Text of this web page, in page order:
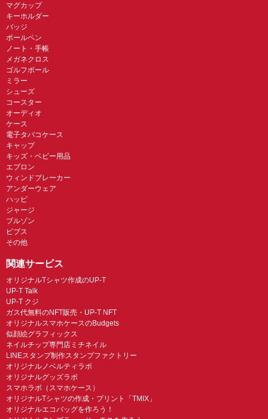
マグカップ
キーホルダー
バッジ
ボールペン
ノート・手帳
メガネクロス
ゴルフボール
ミラー
シューズ
コースター
オーディオ
ケース
電子タバコケース
キャップ
キッズ・ベビー用品
エプロン
ウィンドブレーカー
アンダーウェア
ハッピ
ジャージ
ブルゾン
ビブス
その他
関連サービス
オリジナルTシャツ作成のUP-T
UP-T Talk
UP-T クジ
ガス代無料のNFT販売・UP-T NFT
オリジナルスマホケースのBudgets
似顔絵グラフィックス
ネイルチップ専門店ミチネイル
LINEスタンプ制作スタンプファクトリー
オリジナルノベルティラボ
オリジナルグッズラボ
スマホラボ（スマホケース）
オリジナルTシャツの作成・プリント「TMIX」
オリジナルエコバッグを作ろう！